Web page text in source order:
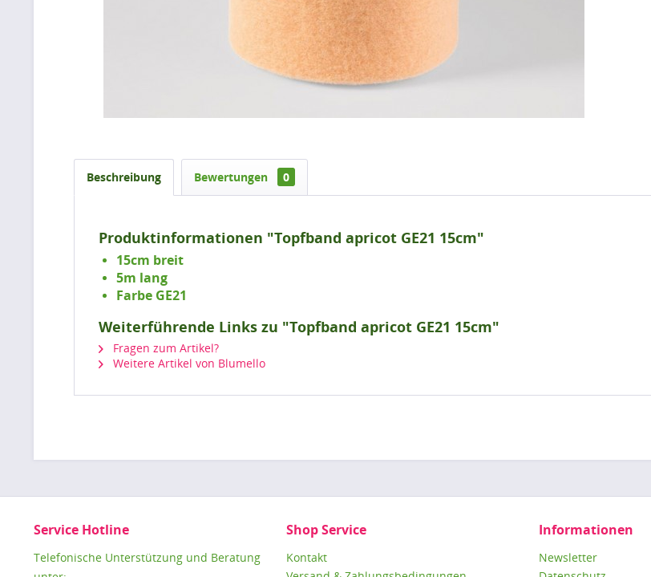
Beschreibung Bewertungen 0
Produktinformationen "Topfband apricot GE21 15cm"
15cm breit
5m lang
Farbe GE21
Weiterführende Links zu "Topfband apricot GE21 15cm"
Fragen zum Artikel?
Weitere Artikel von Blumello
Service Hotline
Telefonische Unterstützung und Beratung
Shop Service
Kontakt
Informationen
Newsletter